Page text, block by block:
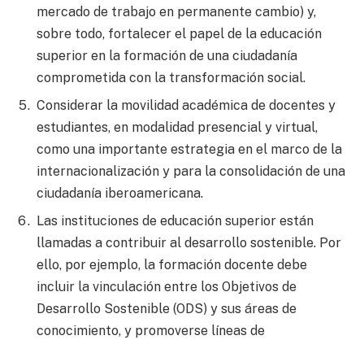
mercado de trabajo en permanente cambio) y,
sobre todo, fortalecer el papel de la educación
superior en la formación de una ciudadanía
comprometida con la transformación social.
Considerar la movilidad académica de docentes y
estudiantes, en modalidad presencial y virtual,
como una importante estrategia en el marco de la
internacionalización y para la consolidación de una
ciudadanía iberoamericana.
Las instituciones de educación superior están
llamadas a contribuir al desarrollo sostenible. Por
ello, por ejemplo, la formación docente debe
incluir la vinculación entre los Objetivos de
Desarrollo Sostenible (ODS) y sus áreas de
conocimiento, y promoverse líneas de